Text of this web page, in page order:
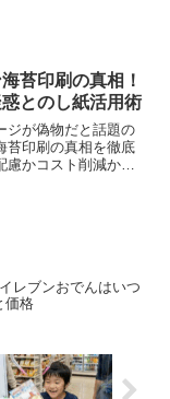
苔印刷の真相！
とのし紙活用術
ジが偽物だと話題の
苔印刷の真相を徹底
かコスト削減か？
レブンおでんはいつ
価格